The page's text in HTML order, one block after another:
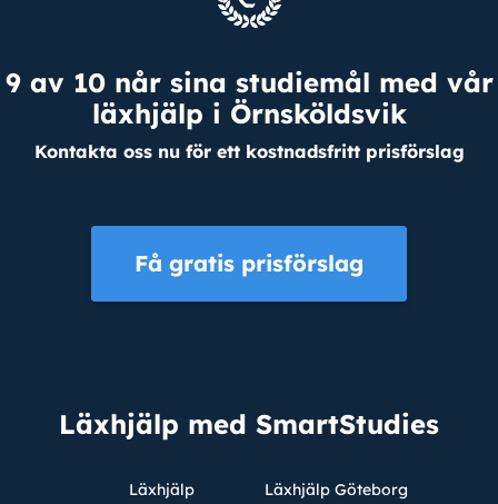
9 av 10 når sina studiemål med vår
läxhjälp i Örnsköldsvik
Kontakta oss nu för ett kostnadsfritt prisförslag
Få gratis prisförslag
Läxhjälp med SmartStudies
Läxhjälp
Läxhjälp Göteborg